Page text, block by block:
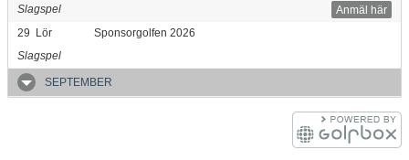
Anmäl här
Slagspel
29 Lör
Sponsorgolfen 2026
Slagspel
SEPTEMBER